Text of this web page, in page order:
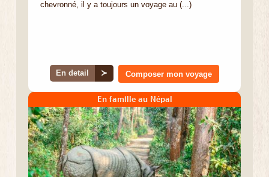
chevronné, il y a toujours un voyage au (...)
En detail ≻ Composer mon voyage
En famille au Népal